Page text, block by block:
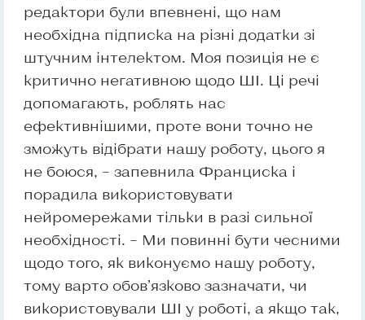
редактори були впевнені, що нам
необхідна підписка на різні додатки зі
штучним інтелектом. Моя позиція не є
критично негативною щодо ШІ. Ці речі
допомагають, роблять нас
ефективнішими, проте вони точно не
зможуть відібрати нашу роботу, цього я
не боюся, – запевнила Франциска і
порадила використовувати
нейромережами тільки в разі сильної
необхідності. – Ми повинні бути чесними
щодо того, як виконуємо нашу роботу,
тому варто обов’язково зазначати, чи
використовували ШІ у роботі, а якщо так,